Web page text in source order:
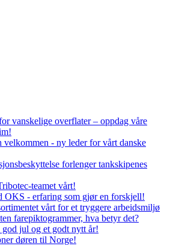
vanskelige overflater – oppdag våre
velkommen - ny leder for vårt danske
forlenger tankskipenes
teamet vårt!
OKS - erfaring som gjør en forskjell!
vårt for et tryggere arbeidsmiljø
farepiktogrammer, hva betyr det?
jul og et godt nytt år!
døren til Norge!